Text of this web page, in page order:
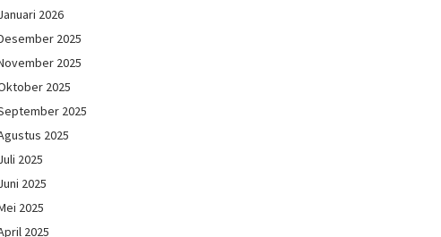
2026
2025
2025
2025
2025
2025
2025
2025
2025
2025